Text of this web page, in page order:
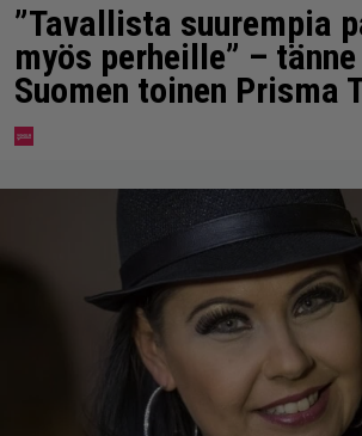
”Tavallista suurempia
myös perheille” –
Suomen toinen Prisma